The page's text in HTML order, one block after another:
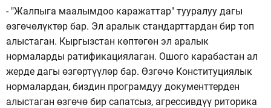
- "Жалпыга маалымдоо каражаттар" тууралуу дагы
өзгөчөлүктөр бар. Эл аралык стандарттардан бир топ
алыстаган. Кыргызстан көптөгөн эл аралык
нормаларды ратификациялаган. Ошого карабастан ал
жерде дагы өзгөртүүлөр бар. Өзгөчө Конституциялык
нормалардан, биздин програмдуу документтерден
алыстаган өзгөчө бир сапатсыз, агрессивдүү риторика